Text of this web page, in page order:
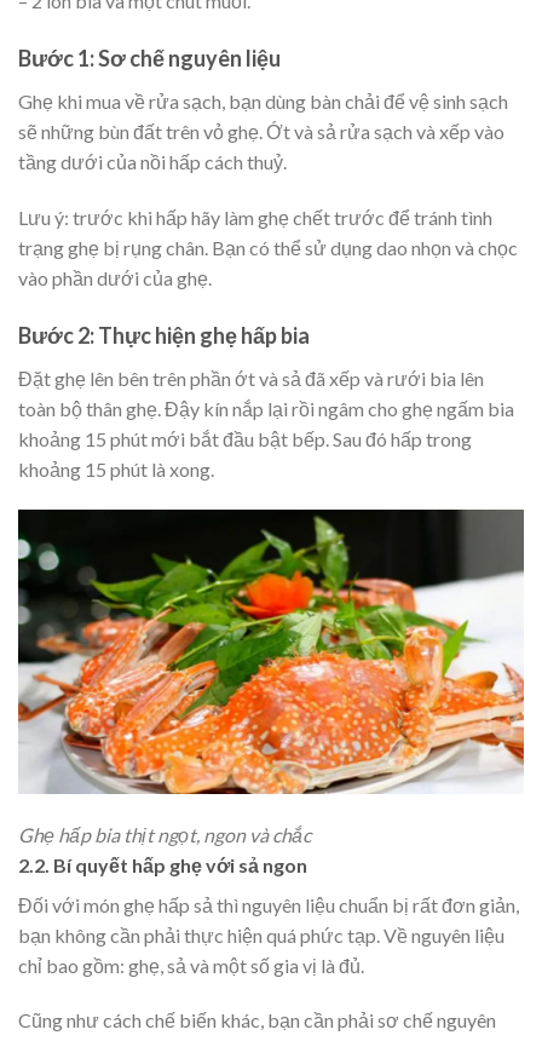
Bước 1: Sơ chế nguyên liệu
Ghẹ khi mua về rửa sạch, bạn dùng bàn chải để vệ sinh sạch
sẽ những bùn đất trên vỏ ghẹ. Ớt và sả rửa sạch và xếp vào
tầng dưới của nồi hấp cách thuỷ.
Lưu ý: trước khi hấp hãy làm ghẹ chết trước để tránh tình
trạng ghẹ bị rụng chân. Bạn có thể sử dụng dao nhọn và chọc
vào phần dưới của ghẹ.
Bước 2: Thực hiện ghẹ hấp bia
Đặt ghẹ lên bên trên phần ớt và sả đã xếp và rưới bia lên
toàn bộ thân ghẹ. Đậy kín nắp lại rồi ngâm cho ghẹ ngấm bia
khoảng 15 phút mới bắt đầu bật bếp. Sau đó hấp trong
khoảng 15 phút là xong.
Ghẹ hấp bia thịt ngọt, ngon và chắc
2.2. Bí quyết hấp ghẹ với sả ngon
Đối với món ghẹ hấp sả thì nguyên liệu chuẩn bị rất đơn giản,
bạn không cần phải thực hiện quá phức tạp. Về nguyên liệu
chỉ bao gồm: ghẹ, sả và một số gia vị là đủ.
Cũng như cách chế biến khác, bạn cần phải sơ chế nguyên